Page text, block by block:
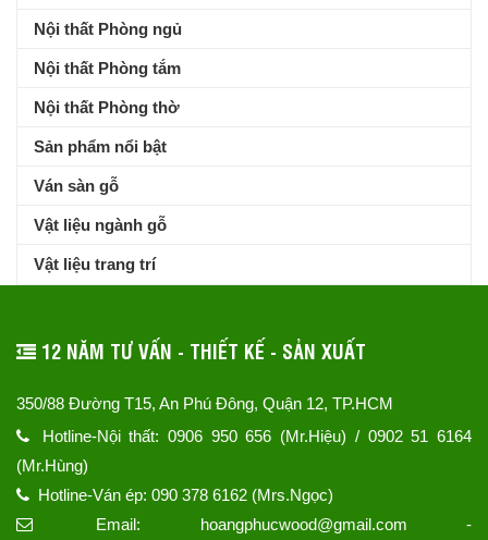
Nội thất Phòng ngủ
Nội thất Phòng tắm
Nội thất Phòng thờ
Sản phẩm nổi bật
Ván sàn gỗ
Vật liệu ngành gỗ
Vật liệu trang trí
12 NĂM TƯ VẤN - THIẾT KẾ - SẢN XUẤT
350/88 Đường T15, An Phú Đông, Quận 12, TP.HCM
Hotline-Nội thất: 0906 950 656 (Mr.Hiệu) / 0902 51 6164
(Mr.Hùng)
Hotline-Ván ép: 090 378 6162 (Mrs.Ngọc)
Email: hoangphucwood@gmail.com -